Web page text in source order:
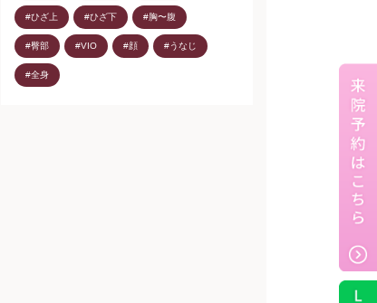
#ひざ上 #ひざ下 #胸〜腹
#臀部 #VIO #顔 #うなじ
#全身